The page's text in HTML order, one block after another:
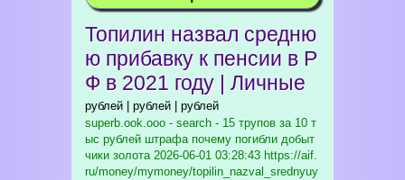
Топилин назвал средню
ю прибавку к пенсии в Р
Ф в 2021 году | Личные
рублей | рублей | рублей
superb.ook.ooo - search - 15 трупов за 10 т
ыс рублей штрафа почему погибли добыт
чики золота2026-06-01 03:28:43 https://aif.
ru/money/mymoney/topilin_nazval_srednyuy